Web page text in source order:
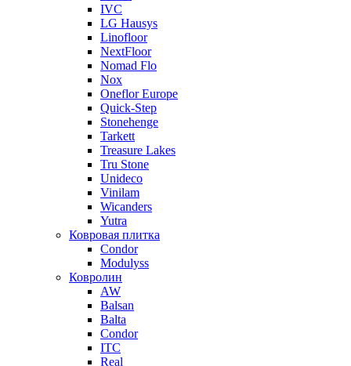
IVC
LG Hausys
Linofloor
NextFloor
Nomad Flo
Nox
Oneflor Europe
Quick-Step
Stonehenge
Tarkett
Treasure Lakes
Tru Stone
Unideco
Vinilam
Wicanders
Yutra
Ковровая плитка
Condor
Modulyss
Ковролин
AW
Balsan
Balta
Condor
ITC
Real